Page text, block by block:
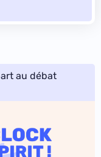
au débat